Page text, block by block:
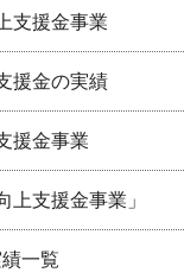
支援金事業
援金の実績
援金事業
支援金事業」
一覧